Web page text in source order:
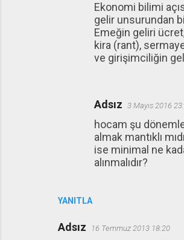
YANITLA
Ekonomi bilimi
gelir unsurundan
Emeğin geliri
kira (rant),
ve girişimciliğin
Adsız 3 Mayıs 2016
hocam şu
almak mantıklı
ise minimal ne
alınmalıdır?
Adsız 16 Temmuz 2013 18:20